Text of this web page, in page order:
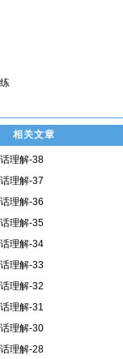
相关文章
理解-38
理解-37
理解-36
理解-35
理解-34
理解-33
理解-32
理解-31
理解-30
理解-28